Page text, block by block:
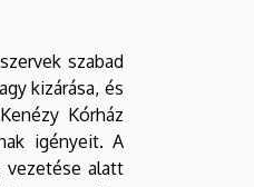
szabad
kizárása, és
Kórház
igényeit. A
vezetése alatt